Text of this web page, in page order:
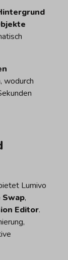
, wodurch
Lumivo
Swap,
Editor.